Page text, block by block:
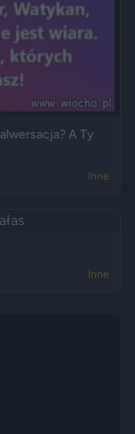
A Ty
Inne
Inne